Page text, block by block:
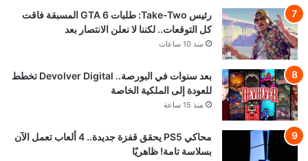
رئيس Take-Two: طلبات GTA 6 المسبقة فاقت
كل التوقعات.. لكننا لا نعلن الانتصار بعد
منذ 10 ساعات
بعد سنوات في البورصة.. Devolver Digital تخطط
للعودة إلى الملكية الخاصة
منذ 15 ساعة
محاكي PS5 يحقق قفزة جديدة.. 4 ألعاب تعمل الآن
بسلاسة تامة! ظاهريًا